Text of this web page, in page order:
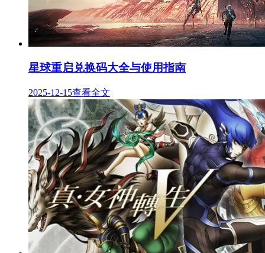
星球重启兑换码大全与使用指南
2025-12-15查看全文